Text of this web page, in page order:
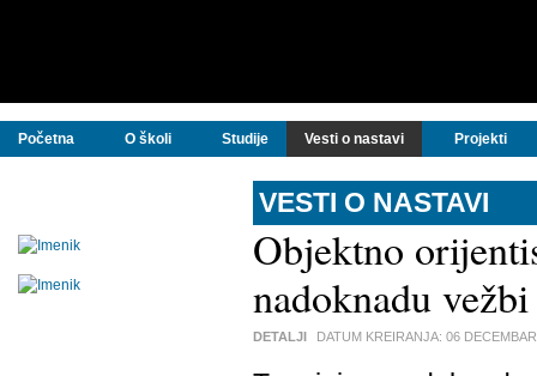
Početna O školi Studije Vesti o nastavi Projekti
VESTI O NASTAVI
Objektno
nadoknadu vežbi
DETALJI DATUM KREIRANJA: 06